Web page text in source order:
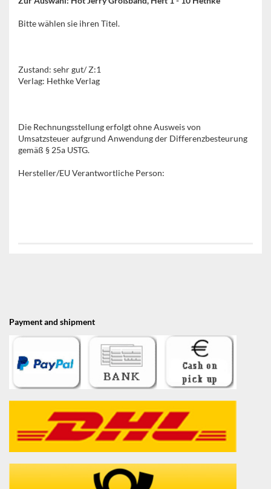
Bitte wählen sie ihren Titel.
Zustand: sehr gut/ Z:1
Verlag: Hethke Verlag
Die Rechnungsstellung erfolgt ohne Ausweis von
Umsatzsteuer aufgrund Anwendung der Differenzbesteurung
gemäß § 25a USTG.
Hersteller/EU Verantwortliche Person:
Payment and shipment